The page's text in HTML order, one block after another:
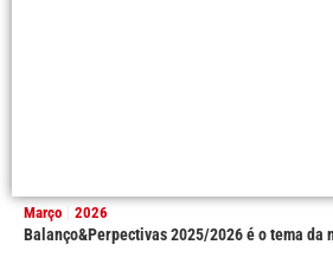
Março 2026
Balanço&Perpectivas 2025/2026 é o tema da